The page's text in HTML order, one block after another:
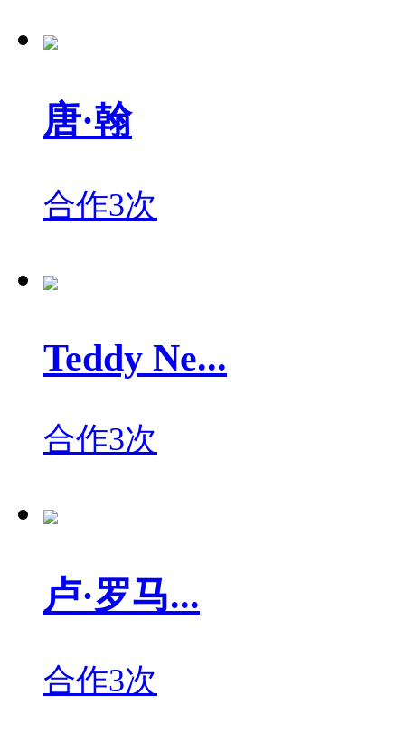
唐·翰
合作3次
Teddy Ne...
合作3次
卢·罗马...
合作3次